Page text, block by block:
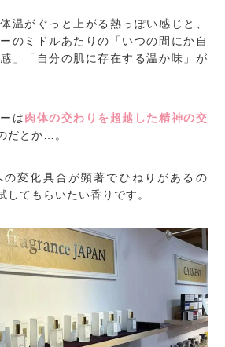
温がぐっと上がる熱っぽい感じと、
のミドルあたりの「いつの間にか自
」「自分の肌に存在する温か味」が
は肉体の交わりを超越した精神の交
だとか…。
の変化具合が顕著でひねりがあるの
してもらいたい香りです。